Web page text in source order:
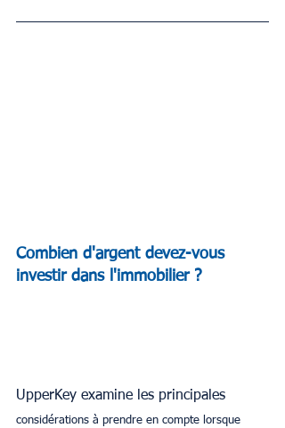
Combien d'argent devez-vous
investir dans l'immobilier ?
UpperKey examine les principales
considérations à prendre en compte lorsque